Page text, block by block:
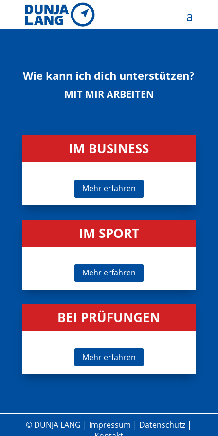
Wie kann ich dich unterstützen?
MIT MIR ARBEITEN
IM BUSINESS
Mehr erfahren
IM SPORT
Mehr erfahren
BEI PRÜFUNGEN
Mehr erfahren
© DUNJA LANG | Impressum | Datenschutz |